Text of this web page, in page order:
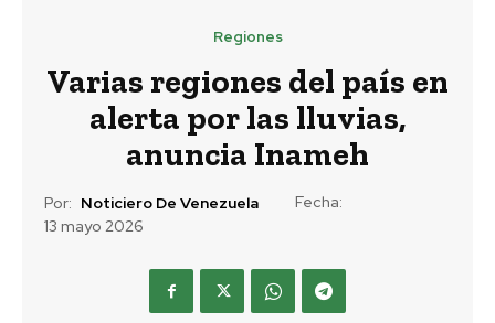
Regiones
Varias regiones del país en
alerta por las lluvias,
anuncia Inameh
Por: Noticiero De Venezuela
Fecha:
13 mayo 2026